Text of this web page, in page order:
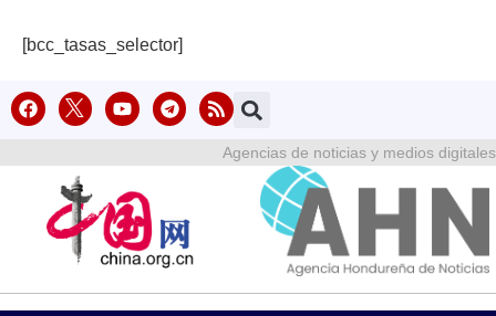
[bcc_tasas_selector]
Agencias de noticias y medios digitales